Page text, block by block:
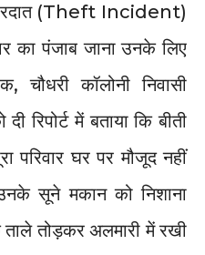
(Theft Incident)
का पंजाब जाना उनके लिए
चौधरी कॉलोनी निवासी
रिपोर्ट में बताया कि बीती
घर पर मौजूद नहीं
सूने मकान को निशाना
ताले तोड़कर अलमारी में रखी